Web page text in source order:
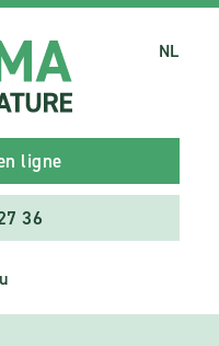
ligne
36
NL